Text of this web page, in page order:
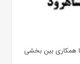
همکاری بین بخشی